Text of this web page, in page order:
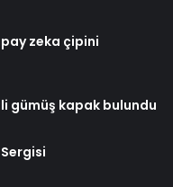
zeka çipini
gümüş kapak bulundu